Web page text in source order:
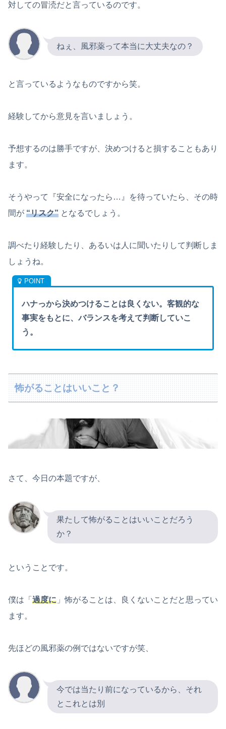
対しての冒涜だと言っているのです。
ねぇ、風邪薬って本当に大丈夫なの？
と言っているようなものですから笑。
経験してから意見を言いましょう。
予想するのは勝手ですが、決めつけると損することもあり
ます。
そうやって『安全になったら…』を待っていたら、その時
間が “リスク” となるでしょう。
調べたり経験したり、あるいは人に聞いたりして判断しま
しょうね。
ハナっから決めつけることは良くない。客観的な
事実をもとに、バランスを考えて判断していこ
う。
怖がることはいいこと？
さて、今日の本題ですが、
果たして怖がることはいいことだろう
か？
ということです。
僕は「 過度に 」怖がることは、良くないことだと思ってい
ます。
先ほどの風邪薬の例ではないですが笑、
今では当たり前になっているから、それ
とこれとは別